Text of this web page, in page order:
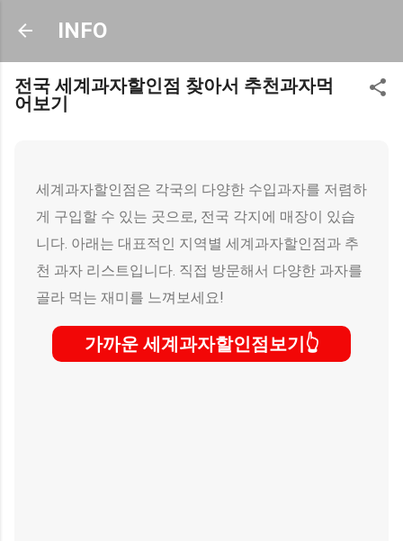
INFO
전국 세계과자할인점 찾아서 추천과자먹
어보기
세계과자할인점은 각국의 다양한 수입과자를 저렴하
게 구입할 수 있는 곳으로, 전국 각지에 매장이 있습
니다. 아래는 대표적인 지역별 세계과자할인점과 추
천 과자 리스트입니다. 직접 방문해서 다양한 과자를
골라 먹는 재미를 느껴보세요!
가까운 세계과자할인점보기